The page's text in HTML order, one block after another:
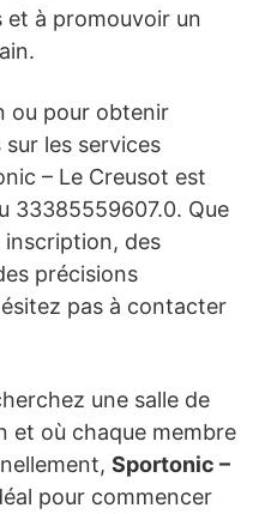
et à promouvoir un
ou pour obtenir
les services
– Le Creusot est
33385559607.0. Que
inscription, des
précisions
pas à contacter
une salle de
et où chaque membre
Sportonic –
pour commencer